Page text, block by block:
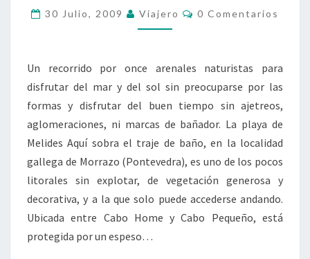
NUDISTAS
DE
30 Julio, 2009 Viajero Comentarios
0 Comentarios
Un recorrido por once arenales naturistas para
disfrutar del mar y del sol sin preocuparse por las
formas y disfrutar del buen tiempo sin ajetreos,
aglomeraciones, ni marcas de bañador. La playa de
Melides Aquí sobra el traje de baño, en la localidad
gallega de Morrazo (Pontevedra), es uno de los pocos
litorales sin explotar, de vegetación generosa y
decorativa, y a la que solo puede accederse andando.
Ubicada entre Cabo Home y Cabo Pequeño, está
protegida por un espeso…